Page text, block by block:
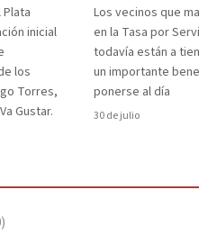
Plata
inicial
los
Torres,
Gustar.
Los vecinos que
en la Tasa por
todavía están a
un importante
ponerse al día
30 de julio
)